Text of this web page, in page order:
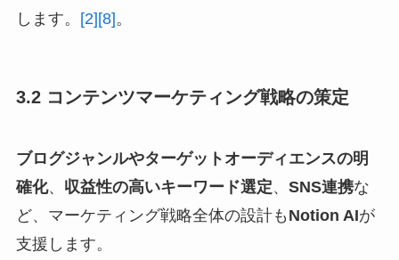
します。 [2][8]。
3.2 コンテンツマーケティング戦略の策定
ブログジャンルやターゲットオーディエンスの明
確化、 収益性の高いキーワード選定、 SNS連携な
ど、マーケティング戦略全体の設計も Notion AIが
支援します。